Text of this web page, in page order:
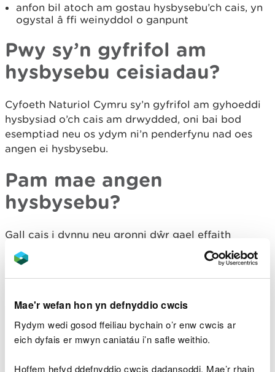
Mae'r wefan hon yn defnyddio cwcis
Rydym wedi gosod ffeiliau bychain o’r enw cwcis ar
eich dyfais er mwyn caniatáu i’n safle weithio.
Hoffem hefyd ddefnyddio cwcis dadansoddi. Mae’r rhain
anfon bil atoch am gostau hysbysebu’ch cais, yn
ogystal â ffi weinyddol o ganpunt
Pwy sy’n gyfrifol am
hysbysebu ceisiadau?
Cyfoeth Naturiol Cymru sy’n gyfrifol am gyhoeddi
hysbysiad o’ch cais am drwydded, oni bai bod
esemptiad neu os ydym ni’n penderfynu nad oes
angen ei hysbysebu.
Pam mae angen
hysbysebu?
Gall cais i dynnu neu gronni dŵr gael effaith
andwyol ar yr amgylchedd neu hawliau
defnyddwyr dŵr eraill. Weithiau, mae angen
cyhoeddi hysbysiad er mwyn rhoi cyfle i bobl eraill
wybod pa effaith y gallai’r cynnig ei chael ar
ddulliau cyfreithlon eraill o ddefnyddio dŵr –
dulliau heb eu cofrestru na’u trwyddedu gennym.
benderfynu ai rhoi trwydded ai peidio.